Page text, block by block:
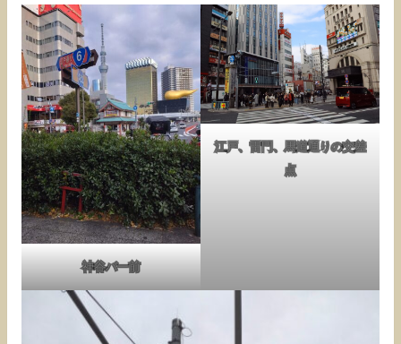
神谷バー前
江戸、雷門、馬道通りの交差
点